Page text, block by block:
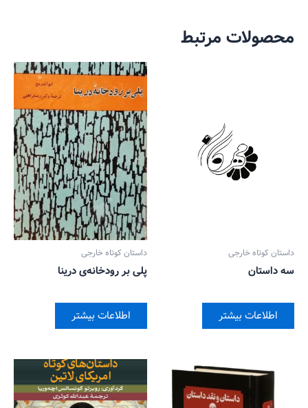
محصولات مرتبط
داستان کوتاه خارجی
سه داستان
اطلاعات بیشتر
داستان کوتاه خارجی
پلی بر رودخانه‌ی درینا
اطلاعات بیشتر